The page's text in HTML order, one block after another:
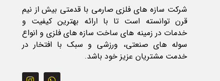
شرکت سازه های فلزی صارمی با قدمتی بیش از نیم
قرن توانسته است تا با ارائه بهترین کیفیت و
خدمات در زمینه های ساخت سازه های فلزی و انواع
سوله های صنعتی، ورزشی و سبک با افتخار در
خدمت مشتریان عزیز خود باشد.